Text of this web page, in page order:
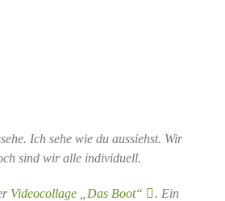
Ich sehe wie du aussiehst. Wir
sind wir alle individuell.
Videocollage „Das Boot“
. Ein